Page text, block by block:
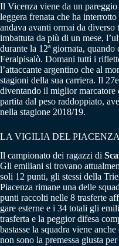
Il Vicenza viene da un
leggera frenata che ha
andava avanti ormai da diverso
imbattuta da più di un mese,
durante la 12ª giornata,
Feralpisalò. Domani tutti i
l’attaccante argentino che al
stagioni della sua carriera. Il
diventando il miglior marcatore
partita dal peso raddoppiato,
nella stagione 2018/19.
LA VIGILIA DEL PIACENZA
Il campionato dei ragazzi di
Gli emiliani si trovano
soli 12 punti, gli stessi della
Piacenza rimane una delle
punti raccolti nelle 8 trasferte
gare esterne e i 34 totali gli
trasferta e la peggior difesa
bastasse la squadra viene
non sono la premessa giusta